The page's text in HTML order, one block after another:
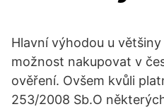
Hlavní výhodou u
možnost nakupovat v
ověření. Ovšem kvůli
253/2008 Sb.O